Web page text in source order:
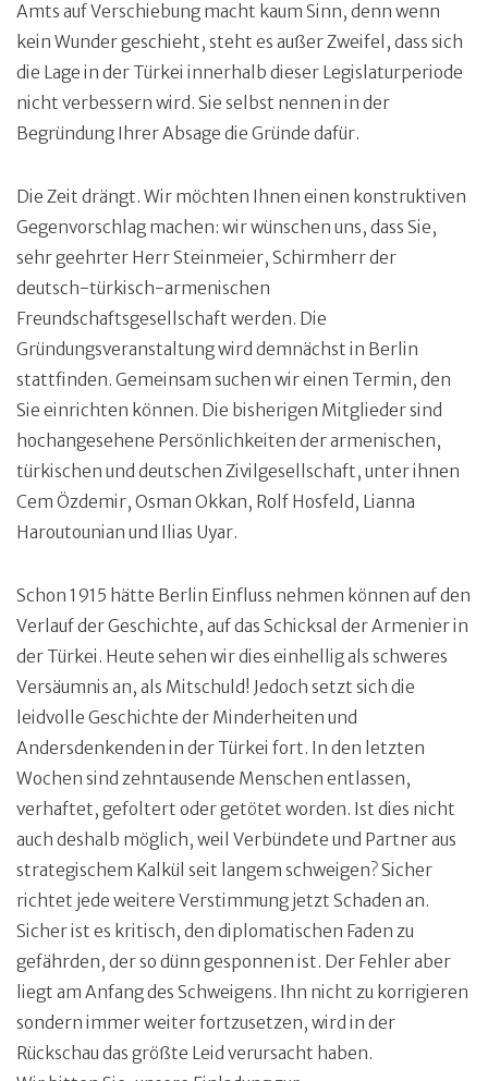
Amts auf Verschiebung macht kaum Sinn, denn wenn
kein Wunder geschieht, steht es außer Zweifel, dass sich
die Lage in der Türkei innerhalb dieser Legislaturperiode
nicht verbessern wird. Sie selbst nennen in der
Begründung Ihrer Absage die Gründe dafür.
Die Zeit drängt. Wir möchten Ihnen einen konstruktiven
Gegenvorschlag machen: wir wünschen uns, dass Sie,
sehr geehrter Herr Steinmeier, Schirmherr der
deutsch-türkisch-armenischen
Freundschaftsgesellschaft werden. Die
Gründungsveranstaltung wird demnächst in Berlin
stattfinden. Gemeinsam suchen wir einen Termin, den
Sie einrichten können. Die bisherigen Mitglieder sind
hochangesehene Persönlichkeiten der armenischen,
türkischen und deutschen Zivilgesellschaft, unter ihnen
Cem Özdemir, Osman Okkan, Rolf Hosfeld, Lianna
Haroutounian und Ilias Uyar.
Schon 1915 hätte Berlin Einfluss nehmen können auf den
Verlauf der Geschichte, auf das Schicksal der Armenier in
der Türkei. Heute sehen wir dies einhellig als schweres
Versäumnis an, als Mitschuld! Jedoch setzt sich die
leidvolle Geschichte der Minderheiten und
Andersdenkenden in der Türkei fort. In den letzten
Wochen sind zehntausende Menschen entlassen,
verhaftet, gefoltert oder getötet worden. Ist dies nicht
auch deshalb möglich, weil Verbündete und Partner aus
strategischem Kalkül seit langem schweigen? Sicher
richtet jede weitere Verstimmung jetzt Schaden an.
Sicher ist es kritisch, den diplomatischen Faden zu
gefährden, der so dünn gesponnen ist. Der Fehler aber
liegt am Anfang des Schweigens. Ihn nicht zu korrigieren
sondern immer weiter fortzusetzen, wird in der
Rückschau das größte Leid verursacht haben.